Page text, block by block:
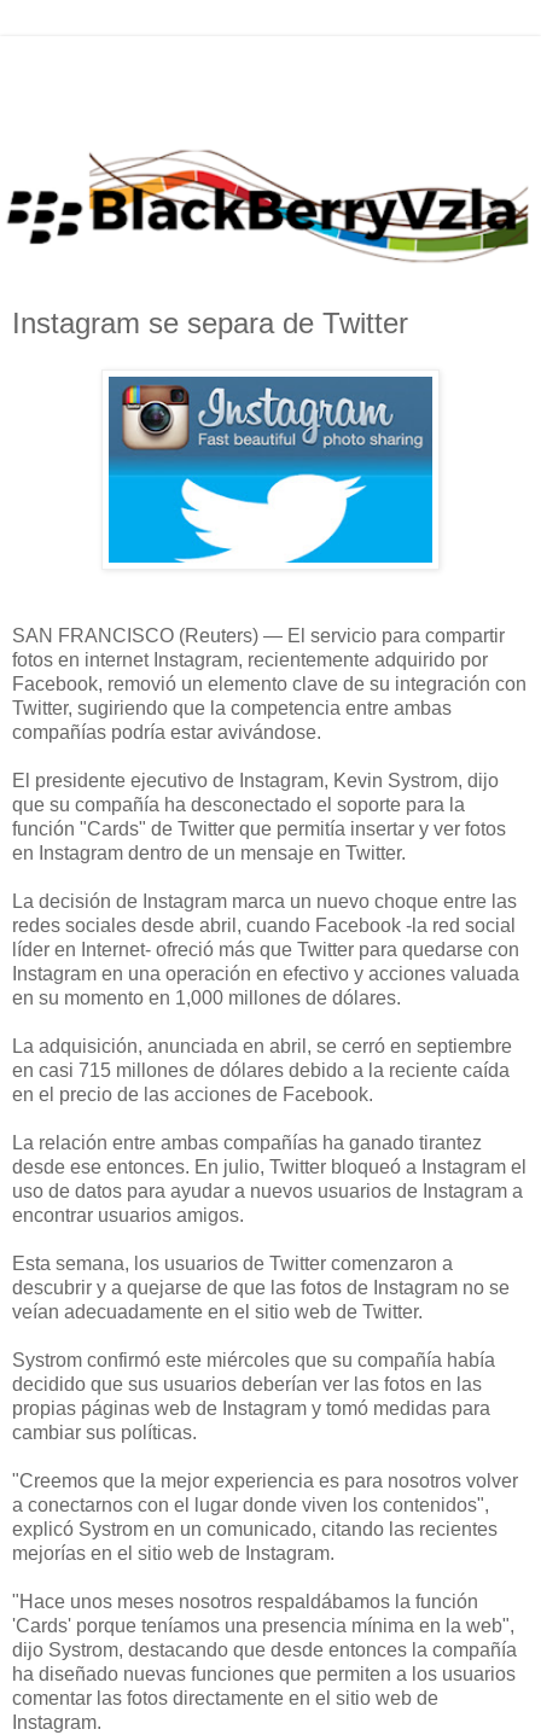
Instagram se separa de Twitter
SAN FRANCISCO (Reuters) — El servicio para compartir
fotos en internet Instagram, recientemente adquirido por
Facebook, removió un elemento clave de su integración con
Twitter, sugiriendo que la competencia entre ambas
compañías podría estar avivándose.
El presidente ejecutivo de Instagram, Kevin Systrom, dijo
que su compañía ha desconectado el soporte para la
función "Cards" de Twitter que permitía insertar y ver fotos
en Instagram dentro de un mensaje en Twitter.
La decisión de Instagram marca un nuevo choque entre las
redes sociales desde abril, cuando Facebook -la red social
líder en Internet- ofreció más que Twitter para quedarse con
Instagram en una operación en efectivo y acciones valuada
en su momento en 1,000 millones de dólares.
La adquisición, anunciada en abril, se cerró en septiembre
en casi 715 millones de dólares debido a la reciente caída
en el precio de las acciones de Facebook.
La relación entre ambas compañías ha ganado tirantez
desde ese entonces. En julio, Twitter bloqueó a Instagram el
uso de datos para ayudar a nuevos usuarios de Instagram a
encontrar usuarios amigos.
Esta semana, los usuarios de Twitter comenzaron a
descubrir y a quejarse de que las fotos de Instagram no se
veían adecuadamente en el sitio web de Twitter.
Systrom confirmó este miércoles que su compañía había
decidido que sus usuarios deberían ver las fotos en las
propias páginas web de Instagram y tomó medidas para
cambiar sus políticas.
"Creemos que la mejor experiencia es para nosotros volver
a conectarnos con el lugar donde viven los contenidos",
explicó Systrom en un comunicado, citando las recientes
mejorías en el sitio web de Instagram.
"Hace unos meses nosotros respaldábamos la función
'Cards' porque teníamos una presencia mínima en la web",
dijo Systrom, destacando que desde entonces la compañía
ha diseñado nuevas funciones que permiten a los usuarios
comentar las fotos directamente en el sitio web de
Instagram.